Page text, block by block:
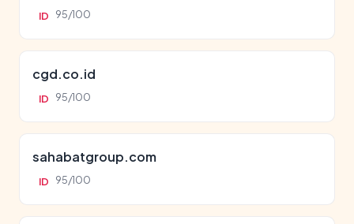
ID 95/100
cgd.co.id
ID 95/100
sahabatgroup.com
ID 95/100